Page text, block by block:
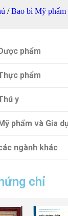
/Bao bì Mỹ phẩm
phẩm
phẩm
y
phẩm và Gia
ngành khác
chỉ